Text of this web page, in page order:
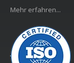
Mehr erfahren...